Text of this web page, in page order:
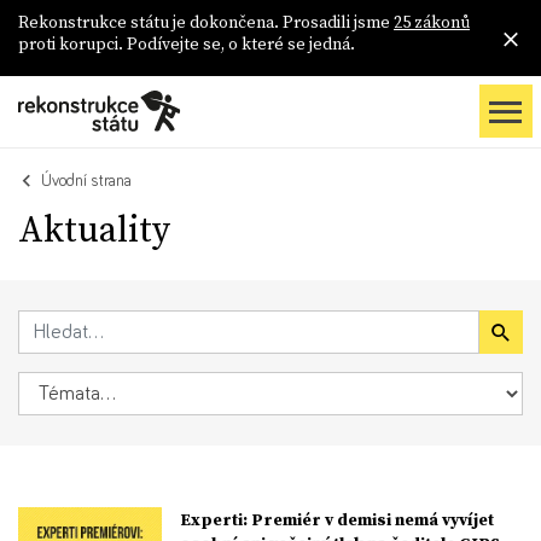
Rekonstrukce státu je dokončena. Prosadili jsme 25 zákonů
proti korupci. Podívejte se, o které se jedná.
Úvodní strana
Aktuality
Experti: Premiér v demisi nemá vyvíjet